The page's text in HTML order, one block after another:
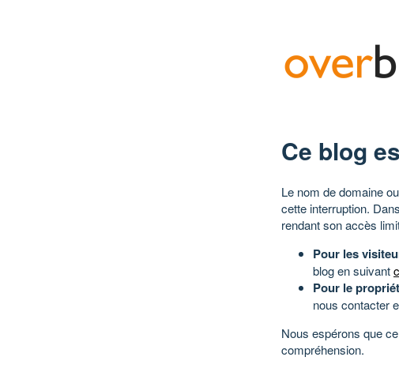
Ce blog
Le nom de domaine
cette interruption.
rendant son accès
Pour les
blog en suivant
Pour le
nous contacter
Nous espérons que
compréhension.